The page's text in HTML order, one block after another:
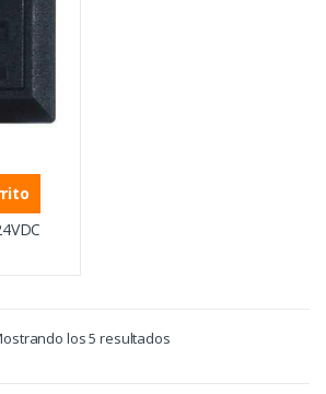
los 5 resultados